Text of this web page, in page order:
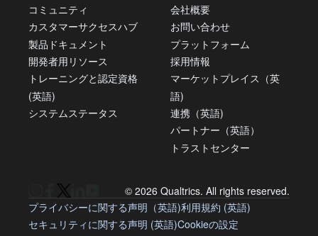
コミュニティ
カスタマーサクセスハブ
製品ドキュメント
開発者用リソース
トレーニングと認定資格
(英語)
システムステータス
会社概要
お問い合わせ
プラットフォーム
採用情報
マーケットプレイス（英
語)
連携（英語)
パートナー（英語）
トラストセンター
© 2026 Qualtrics. All rights reserved.
プライバシーに関する声明（英語)利用規約 (英語)
セキュリティに関する声明 (英語)Cookieの設定